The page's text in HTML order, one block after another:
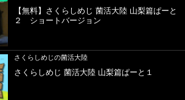
【無料】さくらしめじ 菌活大陸 山梨篇ぱーと
２ ショートバージョン
さくらしめじの菌活大陸
さくらしめじ 菌活大陸 山梨篇ぱーと１